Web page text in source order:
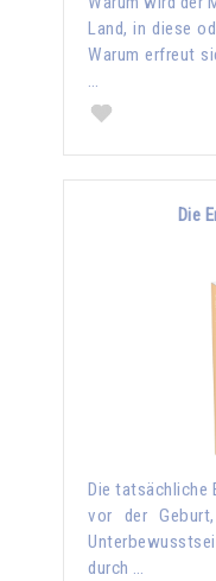
Land, in diese
Warum erfreut
…
Die
Die tatsächliche
vor der
durch …